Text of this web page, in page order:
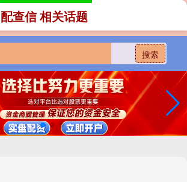
搜索
配查信 相关话题